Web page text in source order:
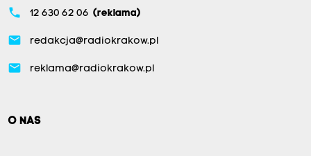
phone 12 630 62 06 (reklama)
email redakcja@radiokrakow.pl
email reklama@radiokrakow.pl
O NAS